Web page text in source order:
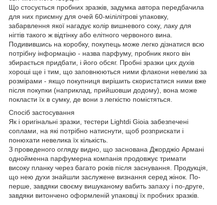
Що стосується пробних зразків, задумка автора передбачила
для них приємну для очей 60-мілілітрові упаковку,
забарвлення якої нагадує колір вишневого соку, лаку для
нігтів такого ж відтінку або елітного червоного вина.
Подивившись на коробку, покупець може легко дізнатися всю
потрібну інформацію - назва парфуму, пробник якого він
збирається придбати, і його обсяг. Пробні зразки цих духів
хороші ще і тим, що заповнюються ними флакони невеликі за
розмірами - якщо покупниця вирішить скористатися ними вже
після покупки (наприклад, прийшовши додому), вона може
покласти їх в сумку, де вони з легкістю помістяться.
Спосіб застосування
Як і оригінальні зразки, тестери Lightdi Gioia забезпечені
соплами, на які потрібно натиснути, щоб розприскати і
понюхати невелика їх кількість.
З проведеного огляду видно, що заснована Джорджіо Армані
однойменна парфумерна компанія продовжує тримати
високу планку через багато років після заснування. Продукція,
що нею духи знайшли заслужене визнання серед жінок. По-
перше, завдяки своєму вишуканому вабить запаху і по-друге,
завдяки витончено оформленій упаковці їх пробних зразків.